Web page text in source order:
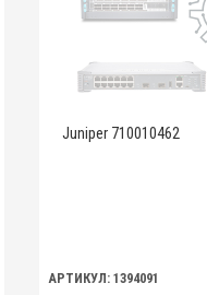
Juniper 710010462
АРТИКУЛ: 1394091